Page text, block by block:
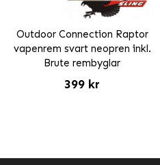
Outdoor Connection Raptor
vapenrem svart neopren inkl.
Brute rembyglar
399 kr